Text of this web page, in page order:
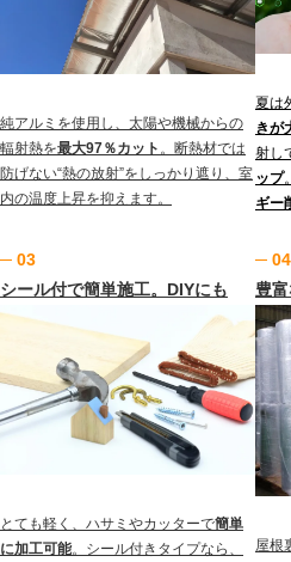
純アルミを使用し、太陽や機械からの
輻射熱を最大97％カット 。断熱材では
防げない“熱の放射”をしっかり遮り、室
内の温度上昇を抑えます。
夏は
きが
射し
ップ
ギー
─ 03
シール付で簡単施工。DIYにも
とても軽く、ハサミやカッターで簡単
に加工可能。シール付きタイプなら、
─ 04
豊
屋根